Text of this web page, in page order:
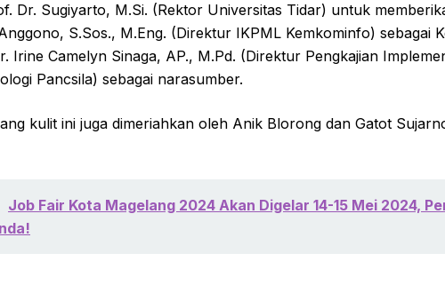
Dr. Sugiyarto, M.Si. (Rektor Universitas Tidar) untuk
S.Sos., M.Eng. (Direktur IKPML Kemkominfo) sebagai
Irine Camelyn Sinaga, AP., M.Pd. (Direktur Pengkajian
Pancsila) sebagai narasumber.
kulit ini juga dimeriahkan oleh Anik Blorong dan Gatot
Job Fair Kota Magelang 2024 Akan Digelar 14-15 Mei 2024,